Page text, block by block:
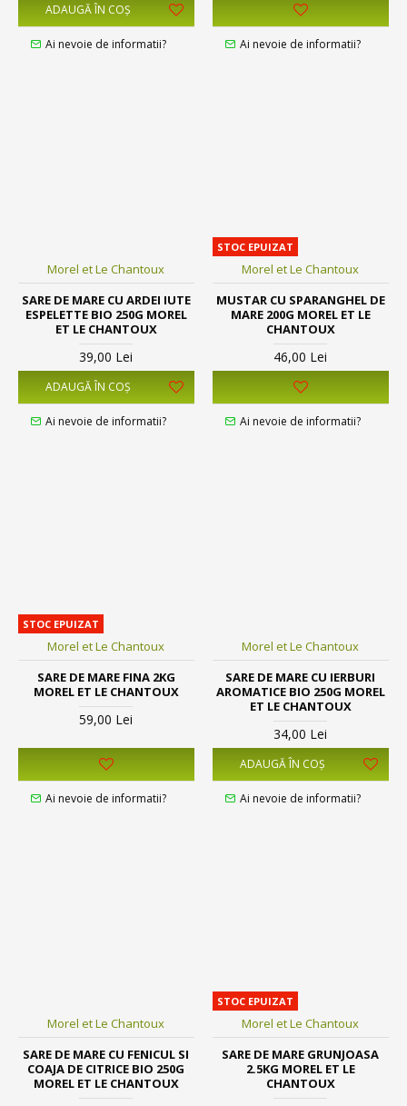
ADAUGĂ ÎN COŞ
Ai nevoie de informatii? Ai nevoie de informatii?
Morel et Le Chantoux
SARE DE MARE CU ARDEI IUTE
ESPELETTE BIO 250G MOREL
ET LE CHANTOUX
39,00 Lei
ADAUGĂ ÎN COŞ
Ai nevoie de informatii?
STOC EPUIZAT
Morel et Le Chantoux
MUSTAR CU SPARANGHEL DE
MARE 200G MOREL ET LE
CHANTOUX
46,00 Lei
Ai nevoie de informatii?
STOC EPUIZAT
Morel et Le Chantoux
SARE DE MARE FINA 2KG
MOREL ET LE CHANTOUX
59,00 Lei
Ai nevoie de informatii?
Morel et Le Chantoux
SARE DE MARE CU IERBURI
AROMATICE BIO 250G MOREL
ET LE CHANTOUX
34,00 Lei
ADAUGĂ ÎN COŞ
Ai nevoie de informatii?
Morel et Le Chantoux
SARE DE MARE CU FENICUL SI
COAJA DE CITRICE BIO 250G
MOREL ET LE CHANTOUX
STOC EPUIZAT
Morel et Le Chantoux
SARE DE MARE GRUNJOASA
2.5KG MOREL ET LE
CHANTOUX